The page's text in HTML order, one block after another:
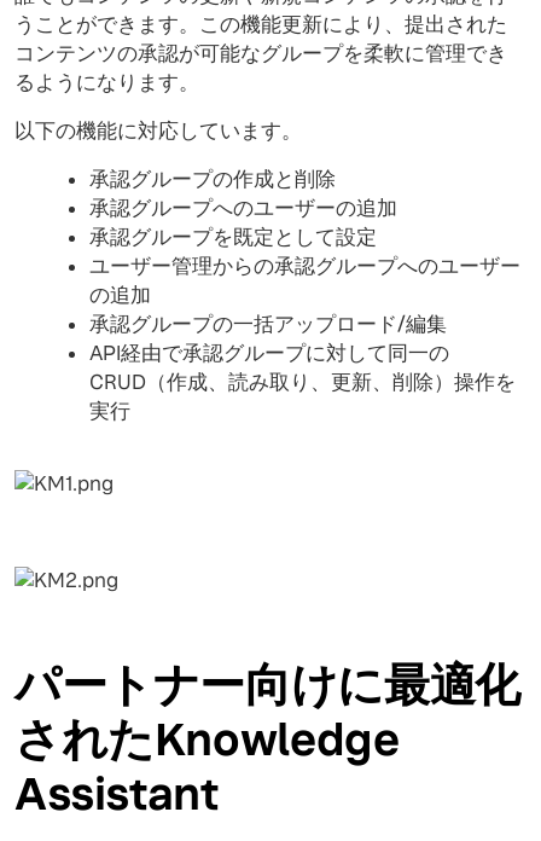
うことができます。この機能更新により、提出された
コンテンツの承認が可能なグループを柔軟に管理でき
るようになります。
以下の機能に対応しています。
承認グループの作成と削除
承認グループへのユーザーの追加
承認グループを既定として設定
ユーザー管理からの承認グループへのユーザー
の追加
承認グループの一括アップロード/編集
API経由で承認グループに対して同一の
CRUD（作成、読み取り、更新、削除）操作を
実行
パートナー向けに最適化
されたKnowledge
Assistant